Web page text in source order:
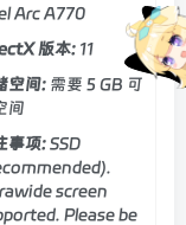
Arc A770
版本: 11
空间: 需要 5 GB 可
间
事项: SSD
screen
Please be